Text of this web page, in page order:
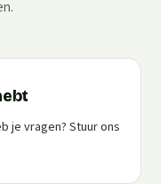
je vragen? Stuur ons